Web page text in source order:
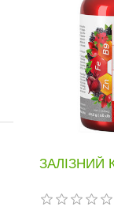
ЗАЛІЗНИЙ